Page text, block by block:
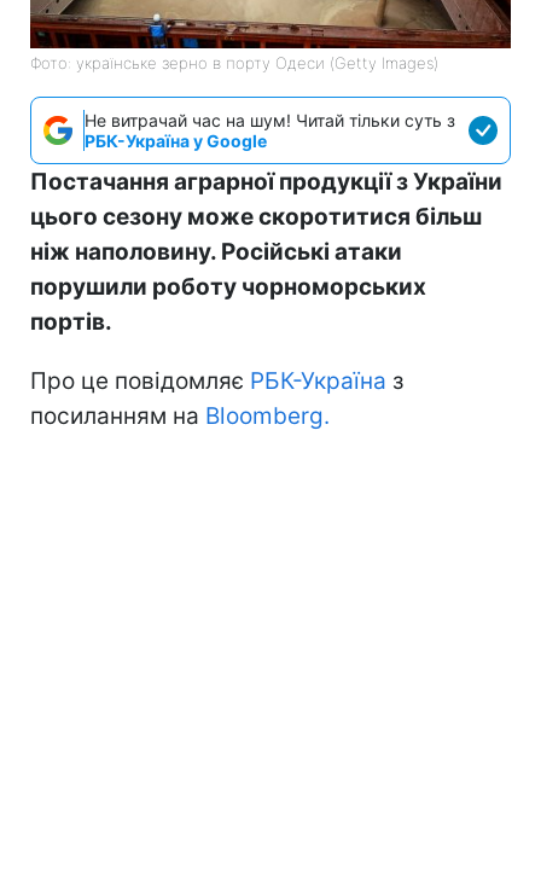
Фото: українське зерно в порту Одеси (Getty Images)
Не витрачай час на шум! Читай тільки суть з
РБК-Україна у Google
Постачання аграрної продукції з України
цього сезону може скоротитися більш
ніж наполовину. Російські атаки
порушили роботу чорноморських
портів.
Про це повідомляє РБК-Україна з
посиланням на Bloomberg.